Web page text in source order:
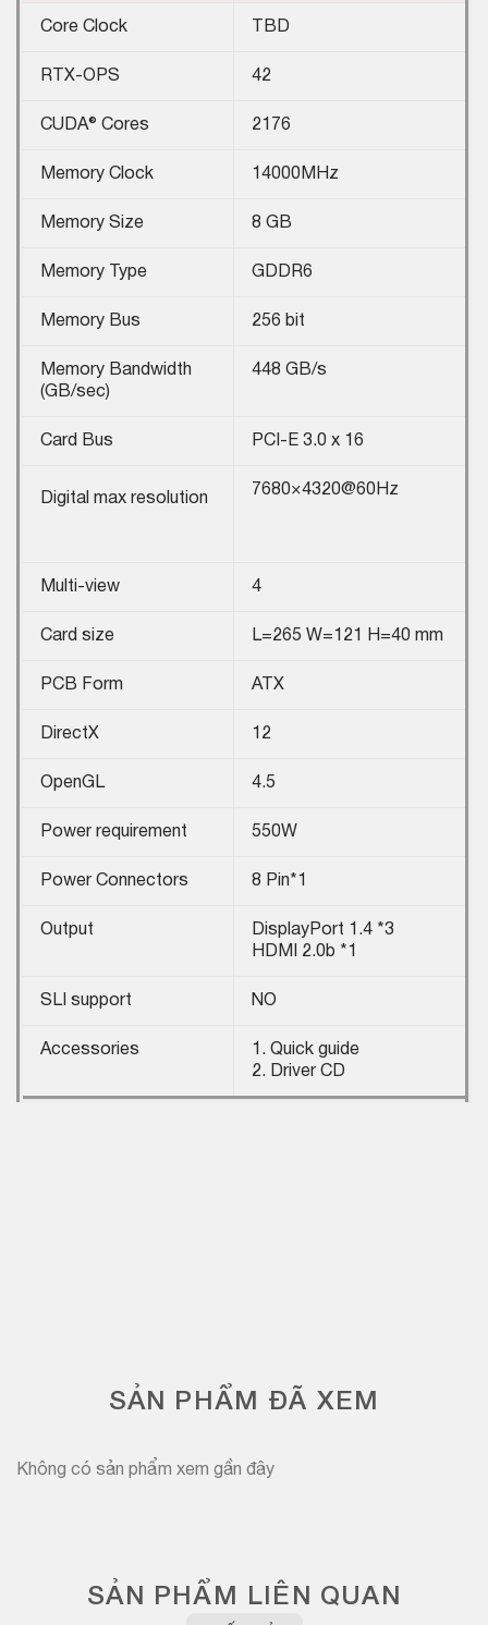
Core Clock TBD
RTX-OPS 42
CUDA® Cores 2176
Memory Clock 14000MHz
Memory Size 8 GB
Memory Type GDDR6
Memory Bus 256 bit
Memory Bandwidth
(GB/sec)
448 GB/s
Card Bus PCI-E 3.0 x 16
Digital max resolution
7680×4320@60Hz
Multi-view 4
Card size L=265 W=121 H=40 mm
PCB Form ATX
DirectX 12
OpenGL 4.5
Power requirement 550W
Power Connectors 8 Pin*1
Output
DisplayPort 1.4 *3
HDMI 2.0b *1
SLI support NO
Accessories
1. Quick guide
2. Driver CD
SẢN PHẨM ĐÃ XEM
Không có sản phẩm xem gần đây
SẢN PHẨM LIÊN QUAN